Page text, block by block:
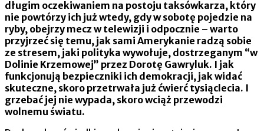
długim oczekiwaniem na postoju taksówkarza, który
nie powtórzy ich już wtedy, gdy w sobotę pojedzie na
ryby, obejrzy mecz w telewizji i odpocznie – warto
przyjrzeć się temu, jak sami Amerykanie radzą sobie
ze stresem, jaki polityka wywołuje, dostrzeganym “w
Dolinie Krzemowej” przez Dorotę Gawryluk. I jak
funkcjonują bezpieczniki ich demokracji, jak widać
skuteczne, skoro przetrwała już ćwierć tysiąclecia. I
grzebać jej nie wypada, skoro wciąż przewodzi
wolnemu światu.